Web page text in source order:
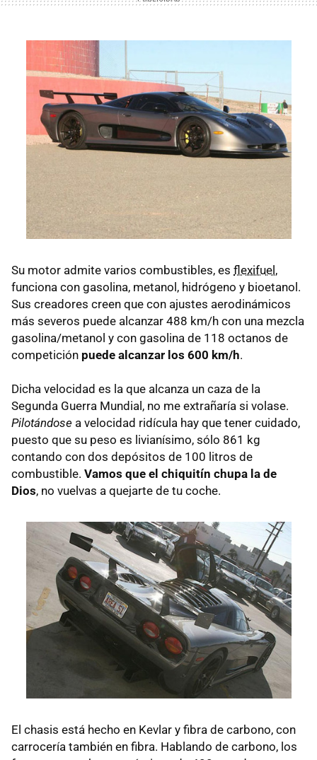
Su motor admite varios combustibles, es flexifuel ,
funciona con gasolina, metanol, hidrógeno y bioetanol.
Sus creadores creen que con ajustes aerodinámicos
más severos puede alcanzar 488 km/h con una mezcla
gasolina/metanol y con gasolina de 118 octanos de
competición puede alcanzar los 600 km/h.
Dicha velocidad es la que alcanza un caza de la
Segunda Guerra Mundial, no me extrañaría si volase.
Pilotándose a velocidad ridícula hay que tener cuidado,
puesto que su peso es livianísimo, sólo 861 kg
contando con dos depósitos de 100 litros de
combustible. Vamos que el chiquitín chupa la de
Dios, no vuelvas a quejarte de tu coche.
El chasis está hecho en Kevlar y fibra de carbono, con
carrocería también en fibra. Hablando de carbono, los